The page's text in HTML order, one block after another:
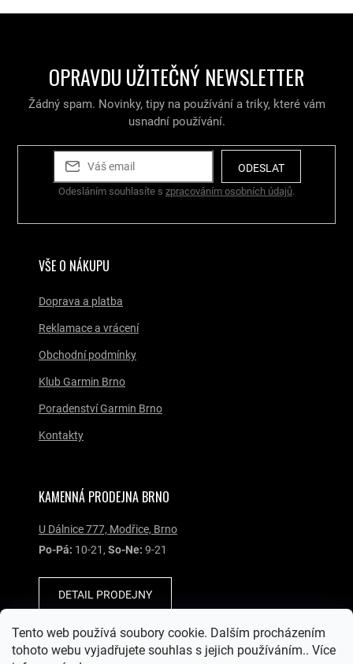
Tento web používá soubory cookie. Dalším procházením
tohoto webu vyjadřujete souhlas s jejich používáním.. Více
l
a
c
p
r
k
v
ý
i
OPRAVDU UŽITEČNÝ NEWSLETTER
Žádný spam. Novinky, tipy na používání a triky, které vám
usnadní používání.
ODESLAT
Odesláním souhlasíte s zpracováním osobních údajů.
KAMENNÁ PRODEJNA BRNO
U Dálnice 777, Modřice, Brno
Po-Pá: 10-21, So-Ne: 9-21
DETAIL PRODEJNY
VŠE O NÁKUPU
Doprava a platba
Reklamace a vrácení
Obchodní podmínky
Klub Garmin Brno
Poradenství Garmin Brno
Kontakty
SOCIÁLNÍ SÍTĚ